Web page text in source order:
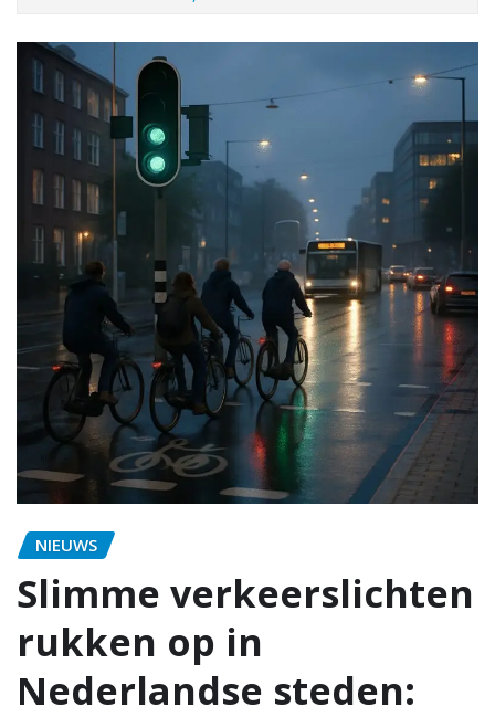
NIEUWS
Slimme verkeerslichten
rukken op in
Nederlandse steden: